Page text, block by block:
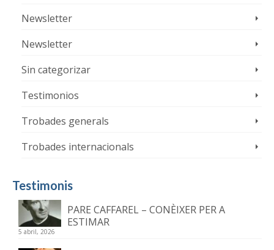
Newsletter
Newsletter
Sin categorizar
Testimonios
Trobades generals
Trobades internacionals
Testimonis
PARE CAFFAREL – CONÈIXER PER A
ESTIMAR
5 abril, 2026